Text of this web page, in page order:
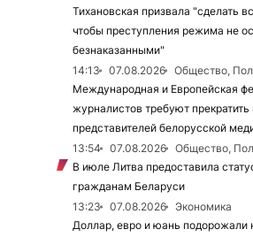
Тихановская призвала "сделать
чтобы преступления режима не
безнаказанными"
14:13
07.08.2026
Общество,
Международная и Европейская
журналистов требуют
представителей белорусской
13:54
07.08.2026
Общество,
В июле Литва предоставила
гражданам Беларуси
13:23
07.08.2026
Экономика
Доллар, евро и юань подорожали